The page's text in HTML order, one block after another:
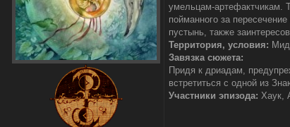
умельцам-артефактчикам.
пойманного за
пустынь, также
Территория, условия:
Завязка сюжета:
Придя к дриадам,
встретиться с одной из
Участники эпизода: Хаук,